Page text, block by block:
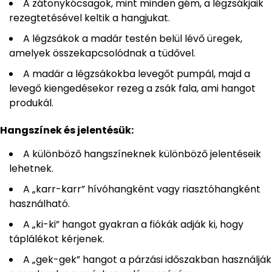
A zátonykócsagok, mint minden gém, a légzsákjaik
rezegtetésével keltik a hangjukat.
A légzsákok a madár testén belül lévő üregek,
amelyek összekapcsolódnak a tüdővel.
A madár a légzsákokba levegőt pumpál, majd a
levegő kiengedésekor rezeg a zsák fala, ami hangot
produkál.
Hangszínek és jelentésük:
A különböző hangszíneknek különböző jelentéseik
lehetnek.
A „karr-karr” hívóhangként vagy riasztóhangként
használható.
A „ki-ki” hangot gyakran a fiókák adják ki, hogy
táplálékot kérjenek.
A „gek-gek” hangot a párzási időszakban használják